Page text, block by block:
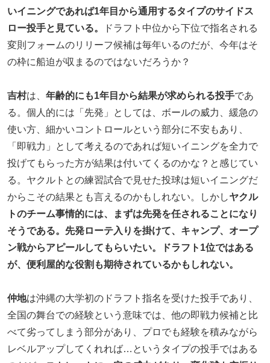
いイニングであれば1年目から通用するタイプのサイドス
ロー投手と見ている。
ドラフト中位から下位で指名される
変則フォームのリリーフ候補は毎年いるのだが、今年はそ
の枠に船迫が収まるのではないだろうか？
吉村は、 年齢的にも1年目から結果が求められる投手であ
る。個人的には「先発」としては、ボールの威力、緩急の
使い方、細かいコントロールという部分に不安もあり、
「即戦力」として考えるのであれば短いイニングを全力で
投げてもらった方が結果は付いてくるのかな？と感じてい
る。ヤクルトとの練習試合で見せた投球は短いイニングだ
からこその結果とも言えるのかもしれない。しかしヤクル
トのチーム事情的には、まずは先発を任されることになり
そうである。先発ローテ入りを掛けて、キャンプ、オープ
ン戦からアピールしてもらいたい。ドラフト1位ではある
が、便利屋的な役割も期待されているかもしれない。
仲地は沖縄の大学初のドラフト指名を受けた投手であり、
全国の舞台での経験という意味では、他の即戦力候補と比
べて劣ってしまう部分があり、プロでも経験を積みながら
レベルアップしてくれれば…というタイプの投手ではある